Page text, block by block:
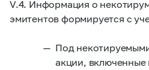
V.4. Информация о
эмитентов формируется с
Под
акции, включенные